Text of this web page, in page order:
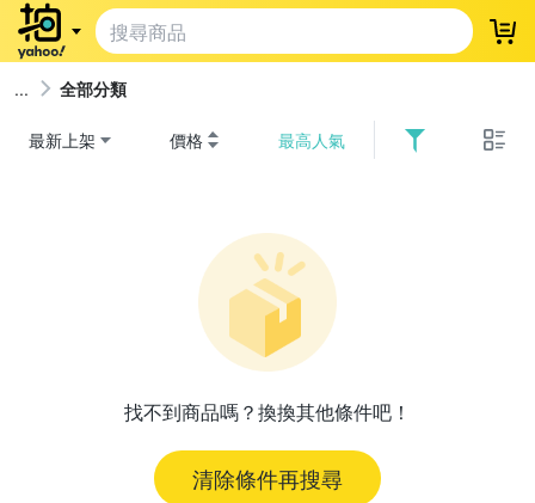
登
全部分類
最新上架 價格 最高人氣
找不到商品嗎？換換其他條件吧！
清除條件再搜尋